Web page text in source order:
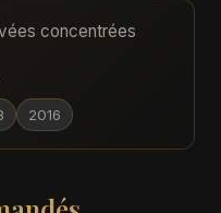
concentrées
2016